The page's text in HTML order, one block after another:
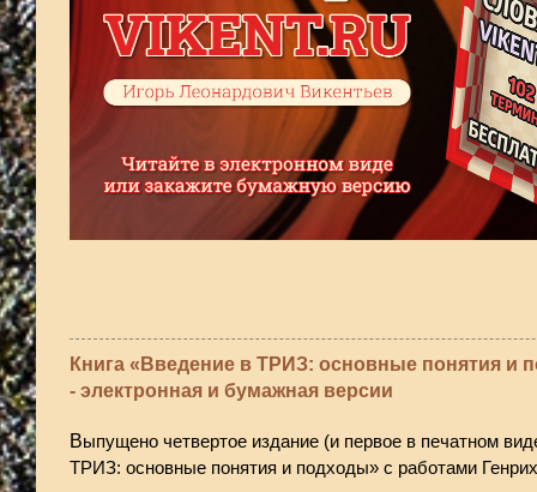
Книга «Введение в ТРИЗ: основные понятия и
- электронная и бумажная версии
Выпущено четвертое издание (и первое в печатном
ТРИЗ: основные понятия и подходы» с работами